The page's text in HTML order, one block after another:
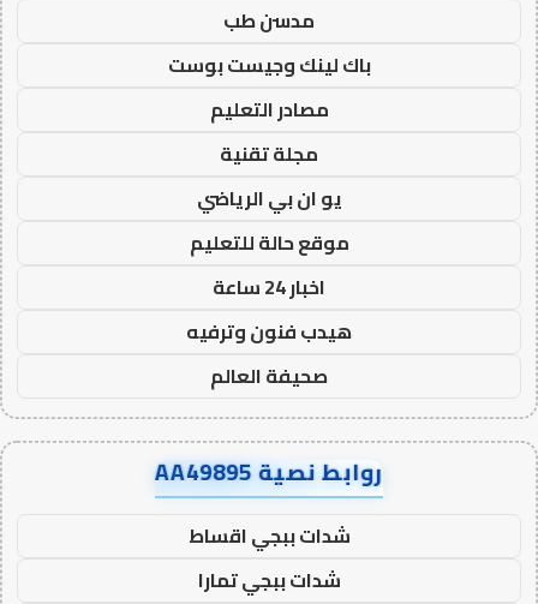
مدسن طب
باك لينك وجيست بوست
مصادر التعليم
مجلة تقنية
يو ان بي الرياضي
موقع حالة للتعليم
اخبار 24 ساعة
هيدب فنون وترفيه
صحيفة العالم
روابط نصية AA49895
شدات ببجي اقساط
شدات ببجي تمارا